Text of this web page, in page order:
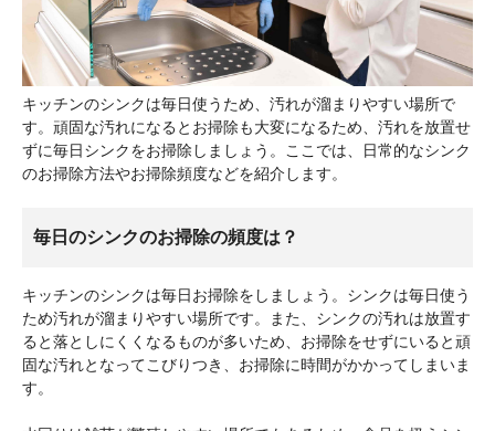
キッチンのシンクは毎日使うため、汚れが溜まりやすい場所で
す。頑固な汚れになるとお掃除も大変になるため、汚れを放置せ
ずに毎日シンクをお掃除しましょう。ここでは、日常的なシンク
のお掃除方法やお掃除頻度などを紹介します。
毎日のシンクのお掃除の頻度は？
キッチンのシンクは毎日お掃除をしましょう。シンクは毎日使う
ため汚れが溜まりやすい場所です。また、シンクの汚れは放置す
ると落としにくくなるものが多いため、お掃除をせずにいると頑
固な汚れとなってこびりつき、お掃除に時間がかかってしまいま
す。